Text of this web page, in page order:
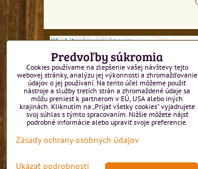
Predvoľby súkromia
Cookies používame na zlepšenie vašej návštevy tejto
webovej stránky, analýzu jej výkonnosti a zhromažďovanie
údajov o jej používaní. Na tento účel môžeme použiť
nástroje a služby tretích strán a zhromaždené údaje sa
môžu preniesť k partnerom v EÚ, USA alebo iných
krajinách. Kliknutím na „Prijať všetky cookies“ vyjadrujete
svoj súhlas s týmto spracovaním. Nižšie môžete nájsť
podrobné informácie alebo upraviť svoje preferencie.
Zásady ochrany osobných údajov
Ukázať podrobnosti